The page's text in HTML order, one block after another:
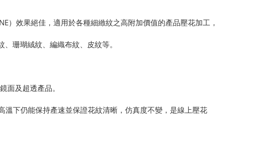
）效果絕佳，適用於各種細緻紋之高附加價值的產品壓花加工，
珊瑚絨紋、編織布紋、皮紋等。
面及超透產品。
溫下仍能保持產速並保證花紋清晰，仿真度不變，是線上壓花